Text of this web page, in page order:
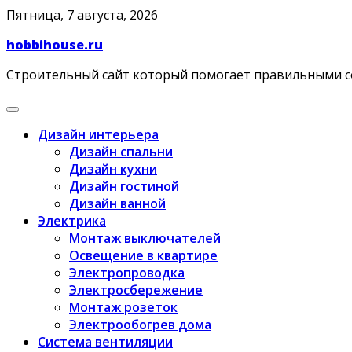
Skip
content
Пятница, 7 августа, 2026
hobbihouse.ru
Строительный сайт который помогает правильными
Дизайн интерьера
Дизайн спальни
Дизайн кухни
Дизайн гостиной
Дизайн ванной
Электрика
Монтаж выключателей
Освещение в квартире
Электропроводка
Электросбережение
Монтаж розеток
Электрообогрев дома
Система вентиляции